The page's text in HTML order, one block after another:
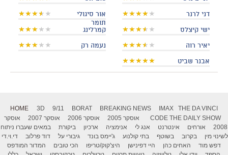
דני לרנר אור סיגולי
ישי קיצלס
תומר
קמרלינג
יאיר רוה נעמה רק
אבנר שביט
HOME 3D 9/11 BORAT BREAKING NEWS IMAX
THE DA VINCI
CODE THE DAILY SHOW אוסקר 2005 אוסקר 2006 אוסקר 2007
אוסקר
2008
אורחים אינטרנט אנג לי אנימציה ארכיון ביקורת
במאים שעברו ניתוח
לשינוי מין
בקרוב בשוטף בתי קולנוע ג'יימס בונד גיבורי על דוד פרלוב
די.וי.די
דפש מוד
האחים כהן היי דפינישן היצ'קוק/טריפו הכי טובים
המדור המודפס